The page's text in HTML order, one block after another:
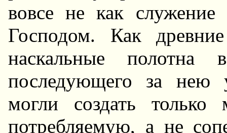
вовсе не как служение
Господом. Как
наскальные
последующего за нею
могли создать только
потpебляемую, а не